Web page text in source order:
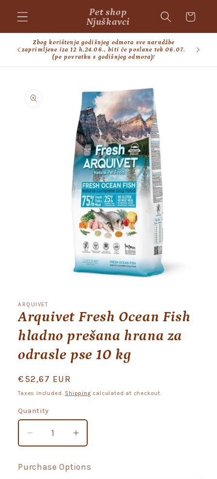
content
Pet shop
Njuškavci
Cart
Zbog korištenja godišnjeg odmora sve narudžbe
zaprimljene iza 12 h,24.06., biti će poslane tek 06.07.
(po povratku s godišnjeg odmora)!
product
information
1
in
modal
ARQUIVET
Arquivet Fresh Ocean Fish
hladno prešana hrana za
odrasle pse 10 kg
Regular
price
€52,67 EUR
Taxes included. Shipping calculated at checkout.
Quantity
Quantity
Decrease
quantity
for
Arquivet
Increase
quantity
Arquivet
Purchase Options